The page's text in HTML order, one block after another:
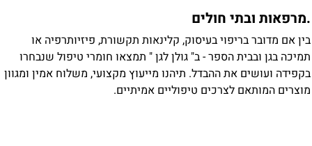
ובתי חולים
אם מדובר בריפוי בעיסוק, קלינאות תקשורת, פיזיותרפיה או
בגן ובבית הספר - ב" גולן לגן " תמצאו חומרי טיפול שנבחרו
ועושים את ההבדל. תיהנו מייעוץ מקצועי, משלוח אמין ומגוון
המותאם לצרכים טיפוליים אמיתיים.